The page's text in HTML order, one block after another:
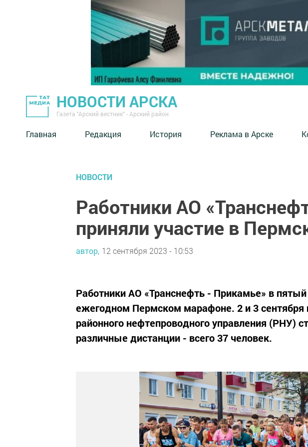
НОВОСТИ АРСКА
Газета "Арский вестник" - Арский район
Главная Редакция История Реклама в Арске
НОВОСТИ
Работники АО
приняли участие в
автор, 12 сентября 2023 - 10:53
Работники АО «Транснефть - Прикамье» в пятый
ежегодном Пермском марафоне. 2 и 3 сентября
районного нефтепроводного управления (РНУ)
различные дистанции - всего 37 человек.